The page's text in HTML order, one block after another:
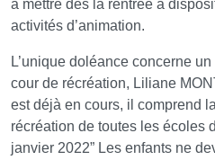
à mettre dès la rentrée à
activités d’animation.
L’unique doléance concerne
cour de récréation, Liliane
est déjà en cours, il comprend
récréation de toutes les écoles
janvier 2022” Les enfants ne